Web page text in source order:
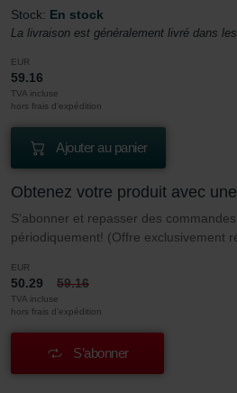
Stock: En stock
La livraison est généralement livré dans
EUR
59.16
TVA incluse
hors frais d’expédition
Ajouter au panier
Obtenez votre produit avec
S’abonner et repasser des
périodiquement! (Offre exclusivement
EUR
50.29 59.16
TVA incluse
hors frais d’expédition
S’abonner